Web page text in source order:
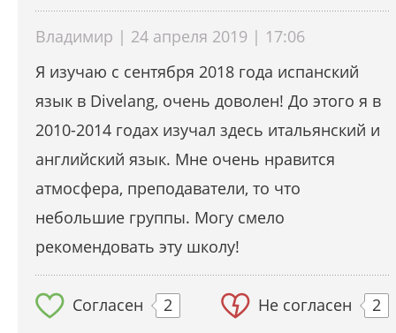
Владимир | 24 апреля 2019 | 17:06
Я изучаю с сентября 2018 года испанский
язык в Divelang, очень доволен! До этого я в
2010-2014 годах изучал здесь итальянский и
английский язык. Мне очень нравится
атмосфера, преподаватели, то что
небольшие группы. Могу смело
рекомендовать эту школу!
Согласен 2 Не согласен 2